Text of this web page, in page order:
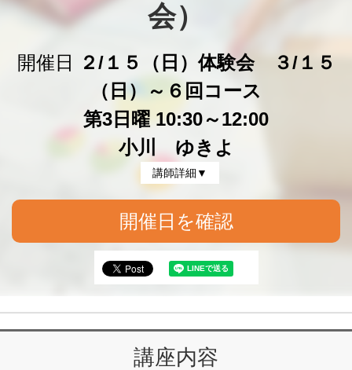
会）
開催日
２/１５（日）体験会 ３/１５
（日）～６回コース
第3日曜 10:30～12:00
小川 ゆきよ
講師詳細▼
開催日を確認
講座内容